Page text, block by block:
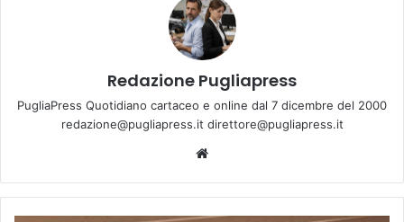
Redazione Pugliapress
PugliaPress Quotidiano cartaceo e online dal 7 dicembre del 2000
redazione@pugliapress.it direttore@pugliapress.it